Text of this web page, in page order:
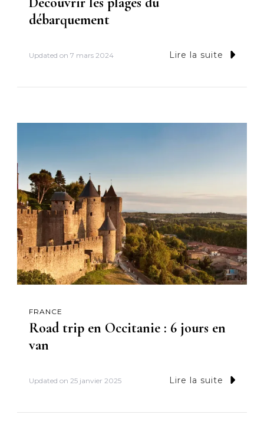
débarquement
Updated on 7 mars 2024 Lire la suite
FRANCE
Road trip en Occitanie : 6 jours en
van
Updated on 25 janvier 2025 Lire la suite